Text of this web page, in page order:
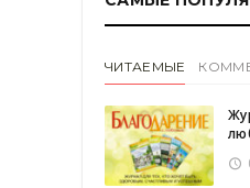
ЧИТАЕМЫЕ